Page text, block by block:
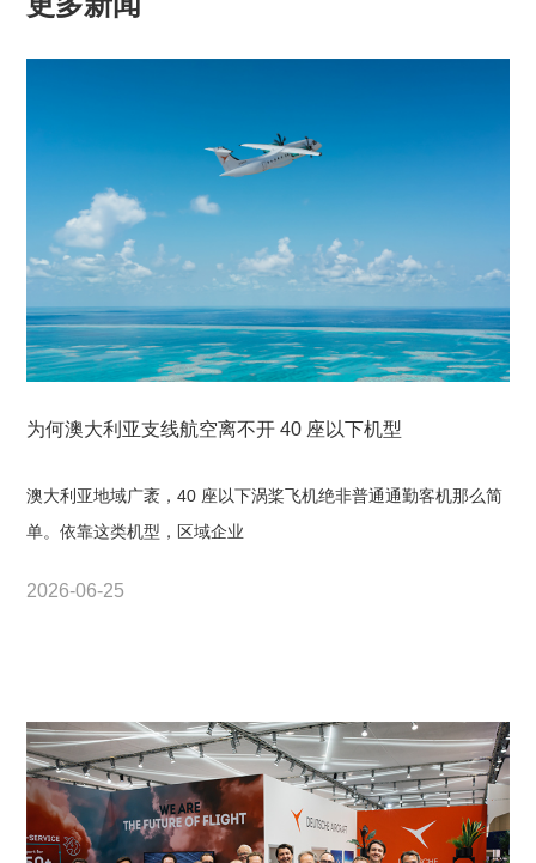
为何澳大利亚支线航空离不开 40 座以下机型
澳大利亚地域广袤，40 座以下涡桨飞机绝非普通通勤客机那么简
单。依靠这类机型，区域企业
2026-06-25